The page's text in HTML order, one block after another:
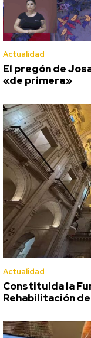
Actualidad
El pregón de
«de primera»
Actualidad
Constituida la
Rehabilitación